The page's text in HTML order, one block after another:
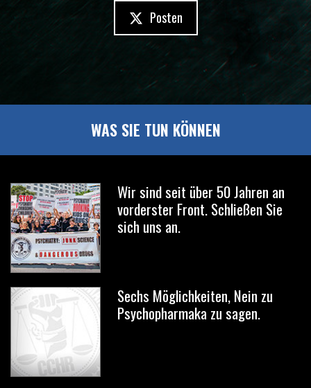
Posten
WAS SIE TUN KÖNNEN
Wir sind seit über 50 Jahren an
vorderster Front. Schließen Sie
sich uns an.
Sechs Möglichkeiten, Nein zu
Psychopharmaka zu sagen.